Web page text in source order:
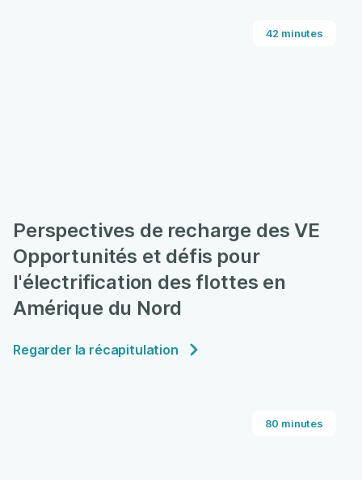
42 minutes
Perspectives de recharge des VE
Opportunités et défis pour
l'électrification des flottes en
Amérique du Nord
Regarder la récapitulation
80 minutes